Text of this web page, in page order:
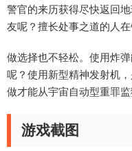
警官的来历获得尽快返回
友呢？擅长处事之道的人在
做选择也不轻松。使用炸
呢？使用新型精神发射机
做才能从宇宙自动型重罪
游戏截图